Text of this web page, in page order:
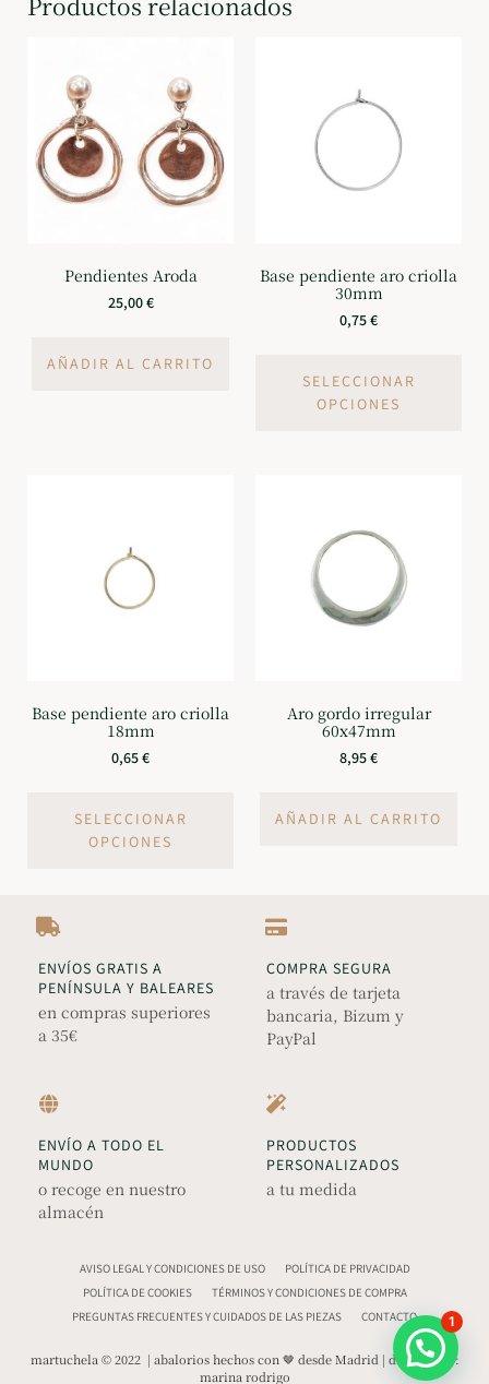
Pendientes Aroda
25,00€
AÑADIR AL CARRITO
Base pendiente aro criolla
30mm
0,75€
SELECCIONAR
OPCIONES
Base pendiente aro criolla
18mm
0,65€
SELECCIONAR
OPCIONES
Aro gordo irregular
60x47mm
8,95€
AÑADIR AL CARRITO
ENVÍOS GRATIS A
PENÍNSULA Y BALEARES
en compras superiores
a 35€
COMPRA SEGURA
a través de tarjeta
bancaria, Bizum y
PayPal
ENVÍO A TODO EL
MUNDO
o recoge en nuestro
almacén
PRODUCTOS
PERSONALIZADOS
a tu medida
AVISO LEGAL Y CONDICIONES DE USO
POLÍTICA DE PRIVACIDAD
POLÍTICA DE COOKIES
TÉRMINOS Y CONDICIONES DE COMPRA
PREGUNTAS FRECUENTES Y CUIDADOS DE LAS PIEZAS
CONTACTO
martuchela © 2022 | abalorios hechos con 🤎 desde Madrid | diseño web:
marina rodrigo
1